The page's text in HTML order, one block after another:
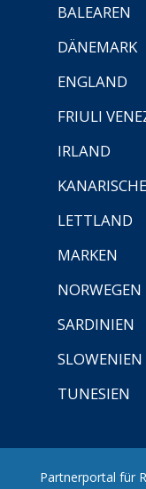
BALEAREN
DÄNEMARK
ENGLAND
FRIULI
IRLAND
LETTLAND
MARKEN
NORWEGEN
SARDINIEN
SLOWENIEN
TUNESIEN
Partnerportal für